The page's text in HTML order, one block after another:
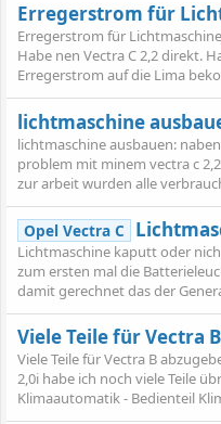
Erregerstrom für
Erregerstrom für
Habe nen Vectra C 2,2 direkt.
Erregerstrom auf die Lima
lichtmaschine
lichtmaschine ausbauen:
problem mit minem vectra c
zur arbeit wurden alle
Opel Vectra C
Lichtmaschine kaputt oder
zum ersten mal die
damit gerechnet das der
Viele Teile für Vectra
Viele Teile für Vectra B
2,0i habe ich noch viele Teile
Klimaautomatik - Bedienteil